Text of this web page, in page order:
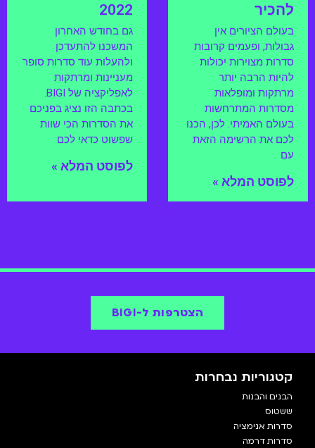
להכיר
בעולם הציורים אין
גבולות, ופעמים קרובות
סדרות מצוירות יכולות
להיות הרבה יותר
מרתקות ומופלאות
מסדרות המתרחשות
בעולם האמיתי. לכן, הכנו
לכם את הרשימה הזאת
עם
לפוסט המלא »
2022
גם בחודש האחרון
המשכנו להתעדכן
ולהעלות עוד סדרות סופר
מעניינות ומרתקות
לאפליקציה של BIGI.
בכתבה הזו נציג בפניכם
את הסדרות הכי שוות
שפשוט כדאי לכם
לפוסט המלא »
הצטרפות ל-BIGI
קטגוריות נבחרות
הבנים והבנות
ששטוס
סדרות אנימציה
סדרות דרמה